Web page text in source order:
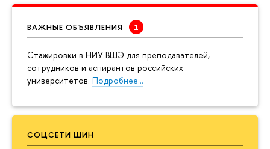
ВАЖНЫЕ ОБЪЯВЛЕНИЯ
Cтажировки в НИУ ВШЭ для преподавателей,
сотрудников и аспирантов российских
университетов. Подробнее…
СОЦСЕТИ ШИН